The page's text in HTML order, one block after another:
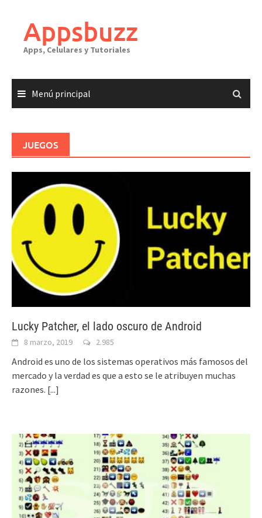
contenidoAppsbuzz
Apps, Celulares y Tutoriales
Menú principal
JUEGOS
Lucky Patcher, el lado oscuro de Android
8 marzo, 2019 2.985
Android es uno de los sistemas operativos más famosos del
mercado y la verdad es que a esto se le atribuyen muchas
razones. [...]